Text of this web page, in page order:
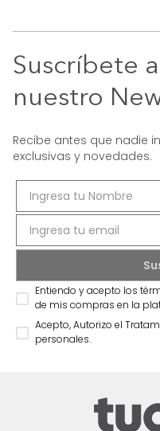
Suscríbete a
nuestro
Recibe antes que nadie
exclusivas y novedades.
Entiendo y acepto los
de mis compras en la
Acepto, Autorizo el
personales.